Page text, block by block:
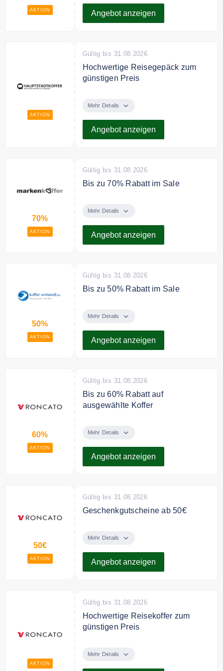
AKTION
Angebot anzeigen
AKTION
Gültig bis 31.08.2026
Hochwertige Reisegepäck zum
günstigen Preis
hochwertige Reisegepäck zum
Mehr Details
Angebot anzeigen
70%
AKTION
Gültig bis 31.08.2026
Bis zu 70% Rabatt im Sale
bis zu 70% Rabatt auf eine
Mehr Details
Angebot anzeigen
50%
AKTION
Gültig bis 31.08.2026
Bis zu 50% Rabatt im Sale
ausgewählte Artikel im Sale.
Mehr Details
Angebot anzeigen
60%
AKTION
Gültig bis 31.08.2026
Bis zu 60% Rabatt auf
ausgewählte Koffer
ausgewählte Koffer in der Sale
Mehr Details
Angebot anzeigen
50€
AKTION
Gültig bis 31.08.2026
Geschenkgutscheine ab 50€
Geschenkgutscheine ab 50€ von
Mehr Details
Angebot anzeigen
AKTION
Gültig bis 31.08.2026
Hochwertige Reisekoffer zum
günstigen Preis
hochqualitative Reisekoffer zum
Mehr Details